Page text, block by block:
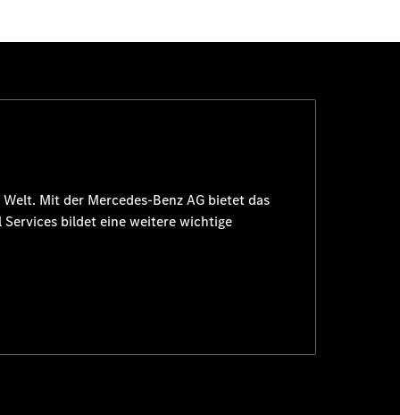
Mit der Mercedes-Benz AG bietet das
Services bildet eine weitere wichtige